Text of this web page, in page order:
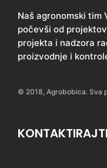
Naš agronomski tim
počevši od
projekta i nadzora
proizvodnje i
© 2018, Agrobobica. Sva